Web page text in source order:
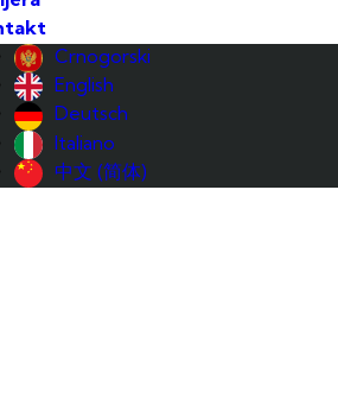
Crnogorski
English
Deutsch
Italiano
中文 (简体)